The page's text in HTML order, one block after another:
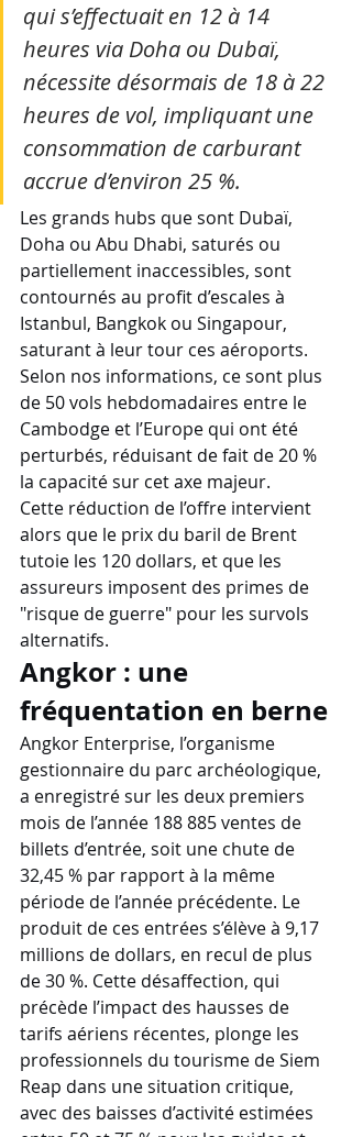
qui s’effectuait en 12 à 14
heures via Doha ou Dubaï,
nécessite désormais de 18 à 22
heures de vol, impliquant une
consommation de carburant
accrue d’environ 25 %.
Les grands hubs que sont Dubaï,
Doha ou Abu Dhabi, saturés ou
partiellement inaccessibles, sont
contournés au profit d’escales à
Istanbul, Bangkok ou Singapour,
saturant à leur tour ces aéroports.
Selon nos informations, ce sont plus
de 50 vols hebdomadaires entre le
Cambodge et l’Europe qui ont été
perturbés, réduisant de fait de 20 %
la capacité sur cet axe majeur.
Cette réduction de l’offre intervient
alors que le prix du baril de Brent
tutoie les 120 dollars, et que les
assureurs imposent des primes de
"risque de guerre" pour les survols
alternatifs.
Angkor : une
fréquentation en berne
Angkor Enterprise, l’organisme
gestionnaire du parc archéologique,
a enregistré sur les deux premiers
mois de l’année 188 885 ventes de
billets d’entrée, soit une chute de
32,45 % par rapport à la même
période de l’année précédente. Le
produit de ces entrées s’élève à 9,17
millions de dollars, en recul de plus
de 30 %. Cette désaffection, qui
précède l’impact des hausses de
tarifs aériens récentes, plonge les
professionnels du tourisme de Siem
Reap dans une situation critique,
avec des baisses d’activité estimées